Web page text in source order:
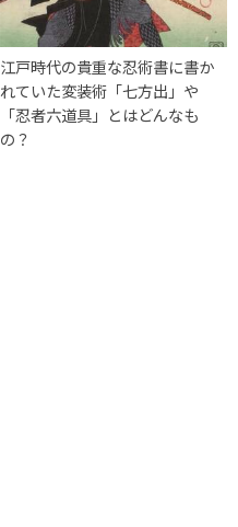
江戸時代の貴重な忍術書に書か
れていた変装術「七方出」や
「忍者六道具」とはどんなも
の？